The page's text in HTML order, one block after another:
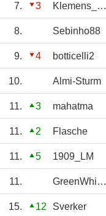
7. 3 Klemens_2007
8. Sebinho88
9. 4 botticelli2
10. Almi-Sturm
11. 3 mahatma
11. 2 Flasche
11. 5 1909_LM
11. GreenWhitePower
15. 12 Sverker